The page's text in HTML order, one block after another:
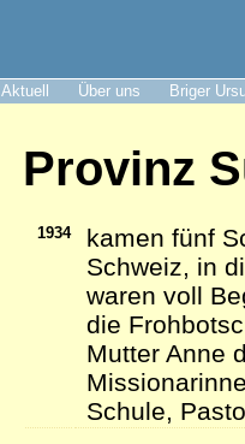
Aktuell Über uns Briger
Provinz
1934
kamen fünf
Schweiz, in
waren voll
die
Mutter Anne
Schule,